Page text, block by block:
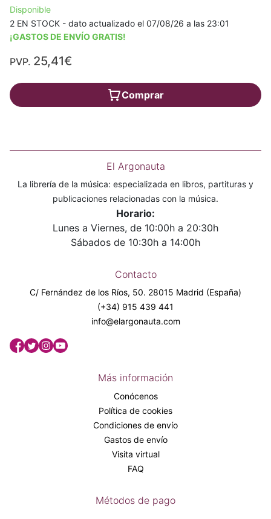
Disponible
2 EN STOCK - dato actualizado el 07/08/26 a las 23:01
¡GASTOS DE ENVÍO GRATIS!
PVP. 25,41€
Comprar
El Argonauta
La librería de la música: especializada en libros, partituras y
publicaciones relacionadas con la música.
Horario:
Lunes a Viernes, de 10:00h a 20:30h
Sábados de 10:30h a 14:00h
Contacto
C/ Fernández de los Ríos, 50. 28015 Madrid (España)
(+34) 915 439 441
info@elargonauta.com
Más información
Conócenos
Política de cookies
Condiciones de envío
Gastos de envío
Visita virtual
FAQ
Métodos de pago